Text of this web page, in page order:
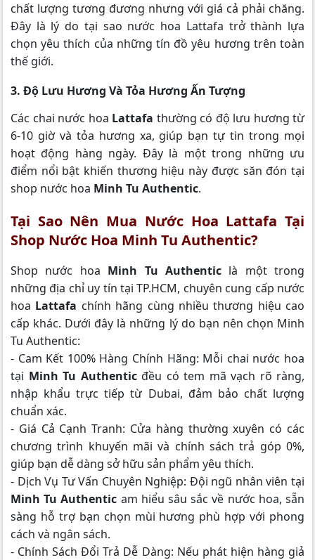
chất lượng tương đương nhưng với giá cả phải chăng.
Đây là lý do tại sao nước hoa Lattafa trở thành lựa
chọn yêu thích của những tín đồ yêu hương trên toàn
thế giới.
3. Độ Lưu Hương Và Tỏa Hương Ấn Tượng
Các chai nước hoa Lattafa thường có độ lưu hương từ
6-10 giờ và tỏa hương xa, giúp bạn tự tin trong mọi
hoạt động hàng ngày. Đây là một trong những ưu
điểm nổi bật khiến thương hiệu này được săn đón tại
shop nước hoa Minh Tu Authentic.
Tại Sao Nên Mua Nước Hoa Lattafa Tại
Shop Nước Hoa Minh Tu Authentic?
Shop nước hoa Minh Tu Authenticlà một trong
những địa chỉ uy tín tại TP.HCM, chuyên cung cấp nước
hoa Lattafa chính hãng cùng nhiều thương hiệu cao
cấp khác. Dưới đây là những lý do bạn nên chọn Minh
Tu Authentic:
- Cam Kết 100% Hàng Chính Hãng: Mỗi chai nước hoa
tại Minh Tu Authenticđều có tem mã vạch rõ ràng,
nhập khẩu trực tiếp từ Dubai, đảm bảo chất lượng
chuẩn xác.
- Giá Cả Cạnh Tranh: Cửa hàng thường xuyên có các
chương trình khuyến mãi và chính sách trả góp 0%,
giúp bạn dễ dàng sở hữu sản phẩm yêu thích.
- Dịch Vụ Tư Vấn Chuyên Nghiệp: Đội ngũ nhân viên tại
Minh Tu Authentic am hiểu sâu sắc về nước hoa, sẵn
sàng hỗ trợ bạn chọn mùi hương phù hợp với phong
cách và ngân sách.
- Chính Sách Đổi Trả Dễ Dàng: Nếu phát hiện hàng giả